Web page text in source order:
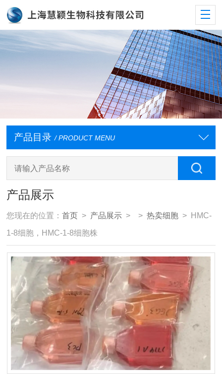
产品目录 / PRODUCT MENU
产品展示
您现在的位置：首页 > 产品展示 > >热卖细胞 > HMC-
1-8细胞，HMC-1-8细胞株